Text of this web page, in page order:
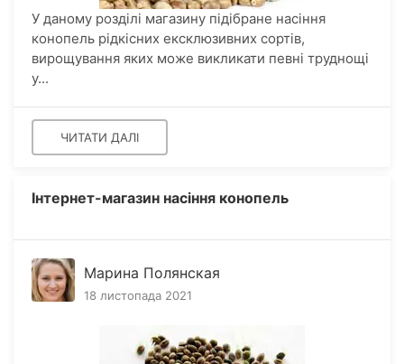
У даному розділі магазину підібране насіння
конопель рідкісних ексклюзивних сортів,
вирощування яких може викликати певні труднощі
у...
ЧИТАТИ ДАЛІ
Інтернет-магазин насіння конопель
Марина Полянская
18 листопада 2021